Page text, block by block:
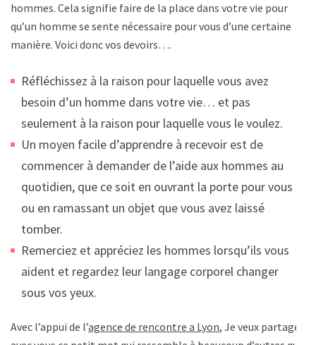
hommes. Cela signifie faire de la place dans votre vie pour
qu’un homme se sente nécessaire pour vous d’une certaine
manière. Voici donc vos devoirs….
Réfléchissez à la raison pour laquelle vous avez
besoin d’un homme dans votre vie… et pas
seulement à la raison pour laquelle vous le voulez.
Un moyen facile d’apprendre à recevoir est de
commencer à demander de l’aide aux hommes au
quotidien, que ce soit en ouvrant la porte pour vous
ou en ramassant un objet que vous avez laissé
tomber.
Remerciez et appréciez les hommes lorsqu’ils vous
aident et regardez leur langage corporel changer
sous vos yeux.
Avec l’appui de l’agence de rencontre a Lyon, Je veux partager